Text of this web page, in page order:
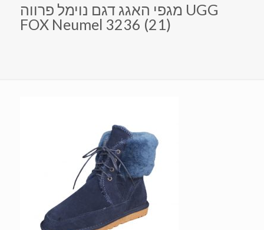
מגפי האגג דגם נוימל פרווה UGG
FOX Neumel 3236 (21)